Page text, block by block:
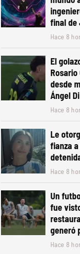
final de
Hace 8
El
desde
Ángel
Hace 8
Le
fianza
Hace 8
Un
fue
generó
Hace 8